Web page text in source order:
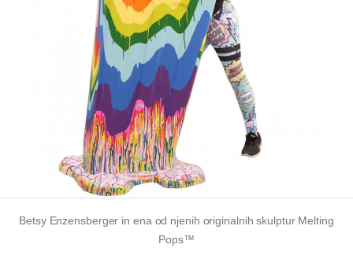
Betsy Enzensberger in ena od njenih originalnih skulptur Melting
Pops™